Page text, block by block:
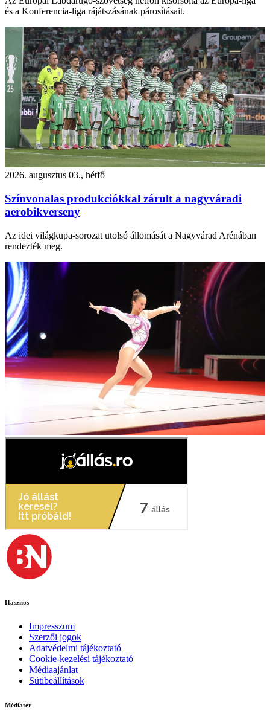
és a Konferencia-liga rájátszásának párosításait.
2026. augusztus 03., hétfő
Színvonalas produkciókkal zárult a nagyváradi
aerobikverseny
Az idei világkupa-sorozat utolsó állomását a Nagyvárad Arénában
rendezték meg.
Hasznos
Impresszum
Szerzői jogok
Adatvédelmi tájékoztató
Cookie-kezelési tájékoztató
Médiaajánlat
Sütibeállítások
Médiatér